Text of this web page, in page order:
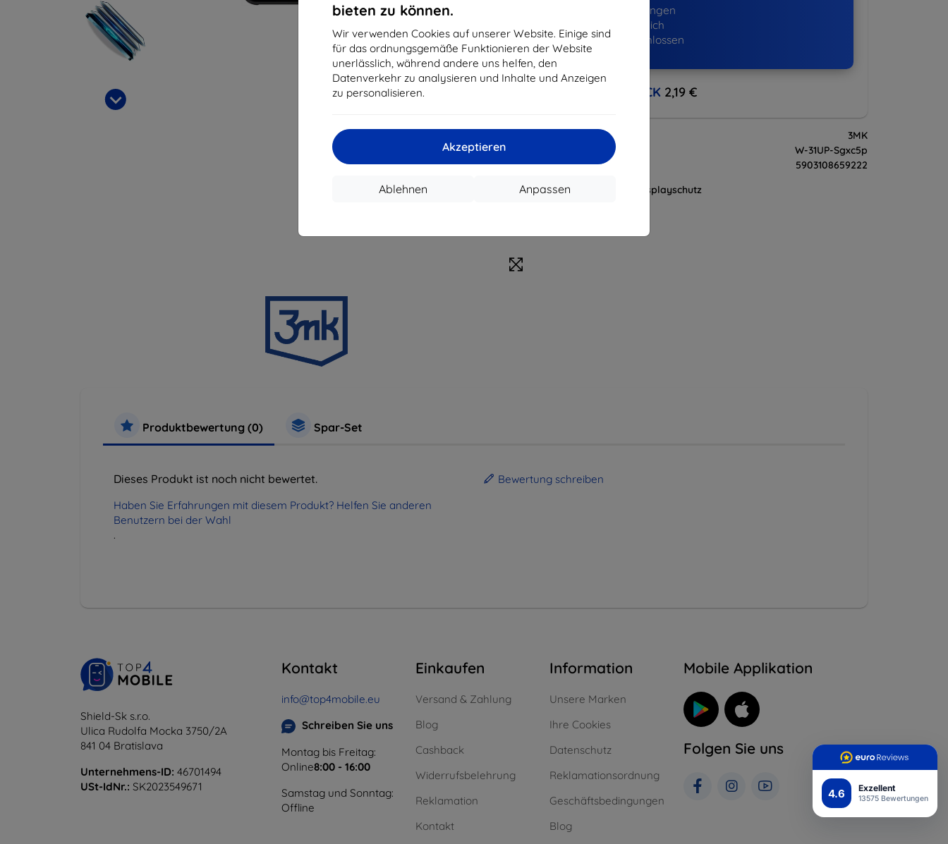
4.6 Exzellent
13575 Bewertungen
bieten zu können.
Wir verwenden Cookies auf unserer Website. Einige sind
für das ordnungsgemäße Funktionieren der Website
unerlässlich, während andere uns helfen, den
Datenverkehr zu analysieren und Inhalte und Anzeigen
zu personalisieren.
Akzeptieren
Anpassen
Ablehnen
Bestellungen
erfolgreich
abgeschlossen
CASHBACK 2,19 €
3MK
Produktnummer
W-31UP-Sgxc5p
EAN
5903108659222
Schutzfolien
Displayschutz
Produktbewertung (0) Spar-Set
Dieses Produkt ist noch nicht bewertet.
Haben Sie Erfahrungen mit diesem Produkt? Helfen Sie anderen
Benutzern bei der Wahl
.
Bewertung schreiben
Shield-Sk s.r.o.
Ulica Rudolfa Mocka 3750/2A
841 04 Bratislava
Unternehmens-ID: 46701494
USt-IdNr.: SK2023549671
Kontakt
info@top4mobile.eu
Schreiben Sie uns
Montag bis Freitag:
Online8:00 - 16:00
Samstag und Sonntag:
Offline
Einkaufen
Versand & Zahlung
Blog
Cashback
Widerrufsbelehrung
Reklamation
Kontakt
Information
Unsere Marken
Ihre Cookies
Datenschutz
Reklamationsordnung
Geschäftsbedingungen
Blog
Mobile Applikation
Folgen Sie uns